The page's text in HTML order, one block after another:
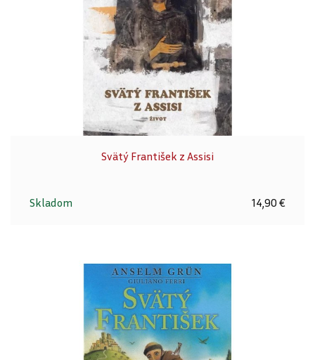
Svätý František z Assisi
Skladom 14,90 €